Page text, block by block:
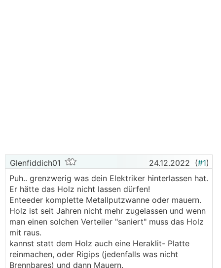
Glenfiddich01 24.12.2022 (#1)
Puh.. grenzwerig was dein Elektriker hinterlassen hat.
Er hätte das Holz nicht lassen dürfen!
Enteeder komplette Metallputzwanne oder mauern.
Holz ist seit Jahren nicht mehr zugelassen und wenn
man einen solchen Verteiler "saniert" muss das Holz
mit raus.
kannst statt dem Holz auch eine Heraklit- Platte
reinmachen, oder Rigips (jedenfalls was nicht
Brennbares) und dann Mauern.